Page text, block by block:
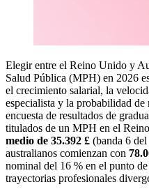
Elegir entre el Reino Unido y
Salud Pública (MPH) en 2026
el crecimiento salarial, la
especialista y la probabilidad de
encuesta de resultados de
titulados de un MPH en el
medio de 35.392 £ (banda 6
australianos comienzan con
nominal del 16 % en el punto
trayectorias profesionales